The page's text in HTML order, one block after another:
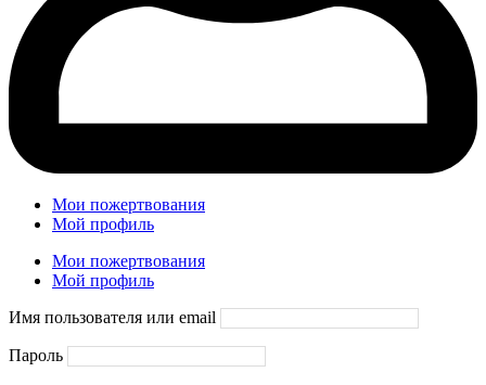
Мои пожертвования
Мой профиль
Мои пожертвования
Мой профиль
Имя пользователя или email
Пароль